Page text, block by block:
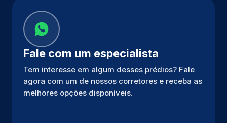
Fale com um especialista
Tem interesse em algum desses prédios? Fale
agora com um de nossos corretores e receba as
melhores opções disponíveis.